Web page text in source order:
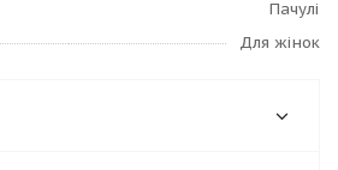
Пачулі
Для жінок